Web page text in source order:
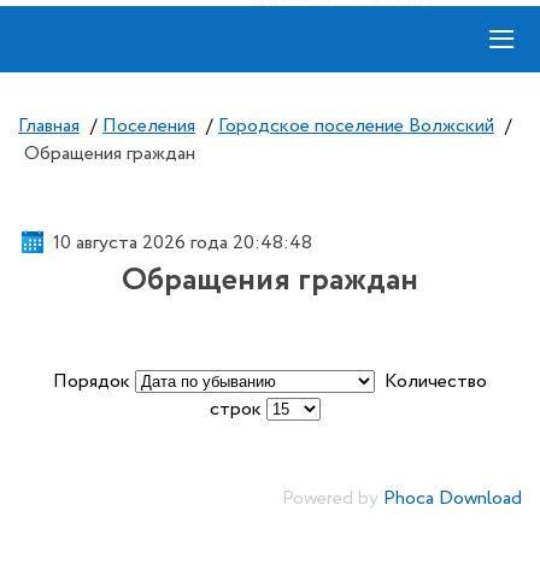
≡
Главная / Поселения / Городское поселение Волжский /
Обращения граждан
10 августа 2026 года 20:48:49
Обращения граждан
Порядок
Количество
строк
Powered by Phoca Download